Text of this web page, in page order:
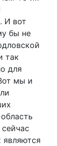
И вот
бы не
так
для
мы и
являются